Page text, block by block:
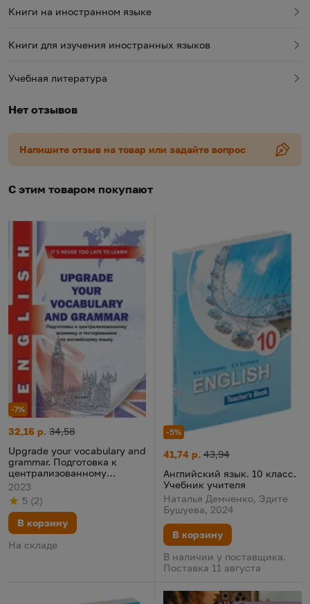
Книги на иностранном языке
Книги для изучения иностранных языков
Учебная литература
Нет отзывов
Напишите отзыв на товар или задайте вопрос
С этим товаром покупают
-7%
Upgrade your vocabulary and grammar. Подготовка к
Цена:
32,16 р.
Старая цена:
34,58
Upgrade your vocabulary and
grammar. Подготовка к
централизованному
экзамену и тестированию
по английскому языку
2023
Рейтинг
5
из 5 (
по результату
2
голосов)
В корзину
На складе
-5%
Английский язык. 10 класс.
Цена:
41,74 р.
Старая цена:
43,94
Английский язык. 10 класс.
Учебник учителя
Наталья Демченко, Эдите
Бушуева, 2024
В корзину
В наличии у поставщика.
Поставка 11 августа